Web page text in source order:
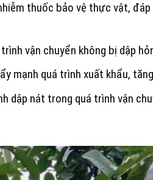
thuốc bảo vệ thực vật,
vận chuyển không bị dập
mạnh quá trình xuất khẩu,
dập nát trong quá trình vận